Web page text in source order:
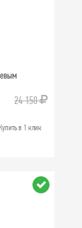
24 150
в 1 клик